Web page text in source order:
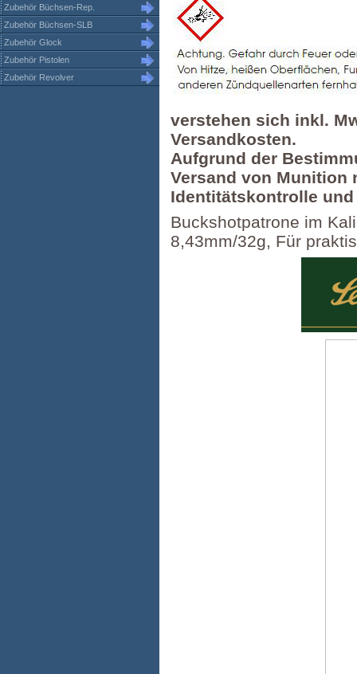
Zubehör Büchsen-Rep.
Zubehör Büchsen-SLB
Zubehör Glock
Zubehör Pistolen
Zubehör Revolver
verstehen sich inkl.
Versandkosten.
Aufgrund der
Versand von Munition
Identitätskontrolle
Buckshotpatrone im
8,43mm/32g, Für